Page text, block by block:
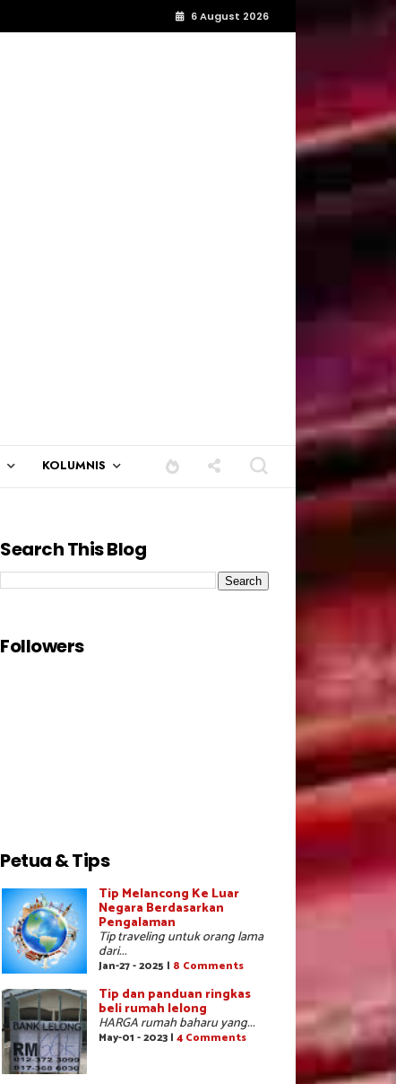
6 August 2026
KOLUMNIS
Search This Blog
Followers
Petua & Tips
Tip Melancong Ke Luar
Negara Berdasarkan
Pengalaman
Tip traveling untuk orang lama
dari...
Jan-27 - 2025 | 8 Comments
Tip dan panduan ringkas
beli rumah lelong
HARGA rumah baharu yang...
May-01 - 2023 | 4 Comments